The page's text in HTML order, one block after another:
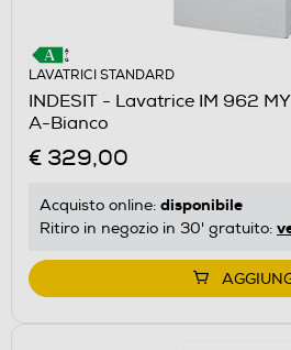
LAVATRICI STANDARD
INDESIT - Lavatrice IM 962
A-Bianco
€ 329,00
Acquisto online: disponibile
Ritiro in negozio in 30' gratuito: